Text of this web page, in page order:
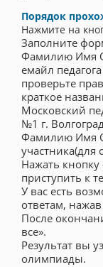
Порядок
Нажмите на
Заполните
Фамилию Имя
емайл
проверьте
краткое
Московский
№1 г.
Фамилию Имя
участника(для
Нажать кнопку
приступить к
У вас есть
ответам,
После
все».
Результат вы
олимпиады.